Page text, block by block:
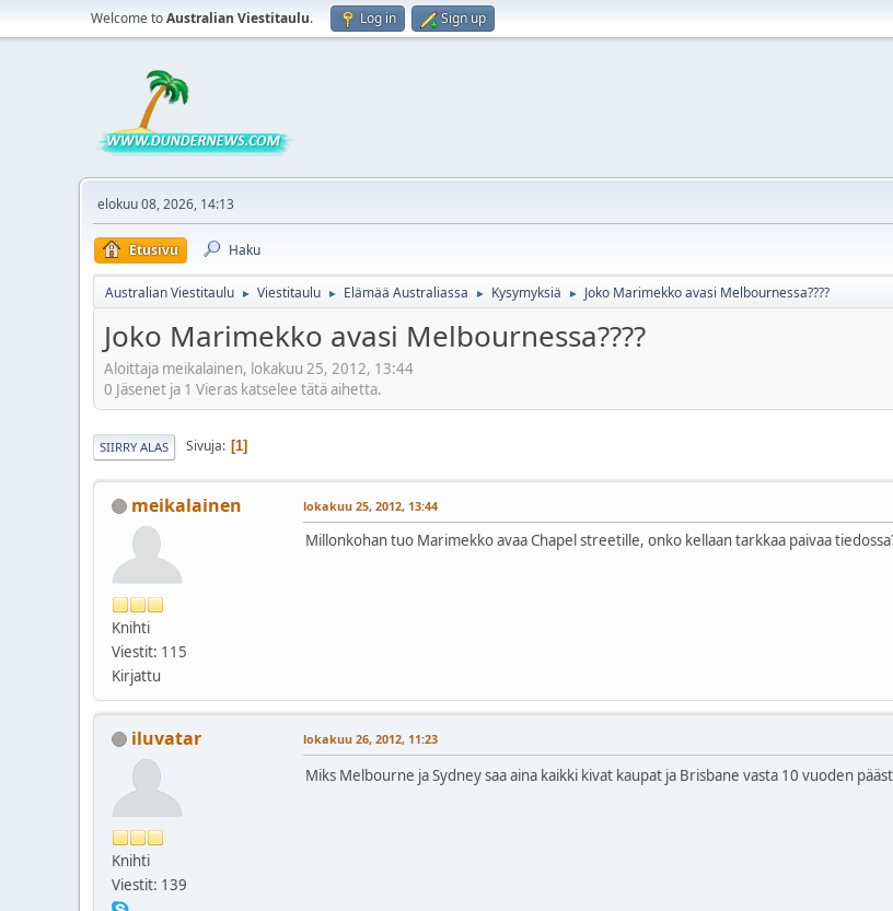
Welcome toAustralian Viestitaulu. Log in Sign up
elokuu 08, 2026, 14:13
Etusivu Haku
Australian Viestitaulu ► Viestitaulu ► Elämää Australiassa ► Kysymyksiä ► Joko Marimekko avasi Melbournessa????
Joko Marimekko avasi Melbournessa????
Aloittaja meikalainen, lokakuu 25, 2012, 13:44
0 Jäsenet ja 1 Vieras katselee tätä aihetta.
SIIRRY ALAS Sivuja 1
meikalainen
Knihti
Viestit: 115
Kirjattu
lokakuu 25, 2012, 13:44
Millonkohan tuo Marimekko avaa Chapel streetille, onko kellaan tarkkaa paivaa
iluvatar
Knihti
Viestit: 139
lokakuu 26, 2012, 11:23
Miks Melbourne ja Sydney saa aina kaikki kivat kaupat ja Brisbane vasta 10 vuoden